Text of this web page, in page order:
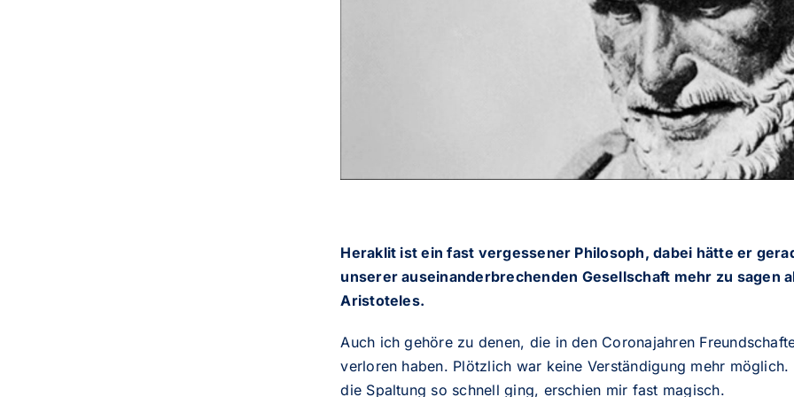
Heraklit ist ein fast vergessener Philosoph, dabei hätte er
unserer auseinanderbrechenden Gesellschaft mehr zu sagen
Aristoteles.
Auch ich gehöre zu denen, die in den Coronajahren
verloren haben. Plötzlich war keine Verständigung mehr möglich.
die Spaltung so schnell ging, erschien mir fast magisch.